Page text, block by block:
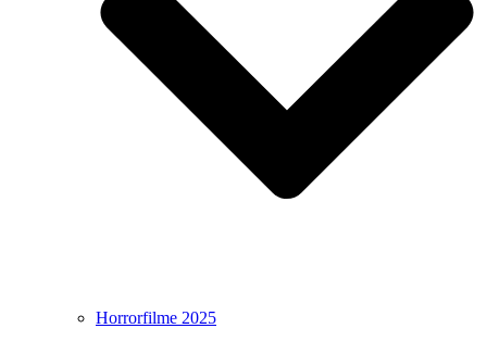
Horrorfilme 2025